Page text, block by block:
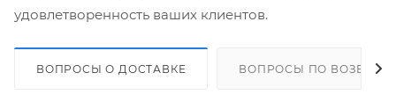
удовлетворенность ваших клиентов.
ВОПРОСЫ О ДОСТАВКЕ ВОПРОСЫ ПО ВОЗВРАТУ